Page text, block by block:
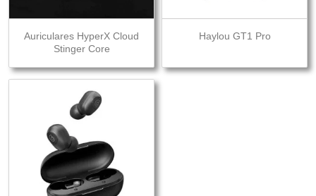
Auriculares HyperX Cloud
Stinger Core
Haylou GT1 Pro